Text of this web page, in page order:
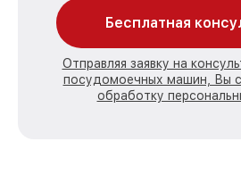
Бесплатная
Отправляя заявку на
посудомоечных машин, Вы
обработку